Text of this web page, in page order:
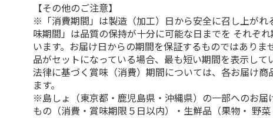
【その他のご注意】
※「消費期間」は製造（加工）日から安全に召し上がれ
味期間」は品質の保持が十分に可能な日までを それぞ
います。お届け日からの期間を保証するものではありま
品がセットになっている場合、最も短い期間を表示して
法律に基づく賞味（消費）期間については、各お届け商
ます。
※島しょ（東京都・鹿児島県・沖縄県）の一部へのお届
もの（消費・賞味期限５日以内）・生鮮品（果物・ 野